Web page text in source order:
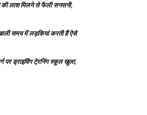
की लाश मिलने से फैली सनसनी,
समय में लड़कियां करती हैं ऐसे
पर ड्राइविंग टे्रनिंग स्कूल खुला,